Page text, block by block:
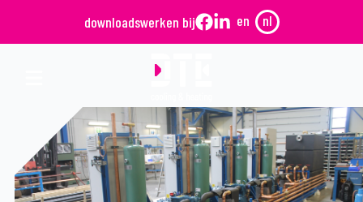
downloadswerken bij en nl